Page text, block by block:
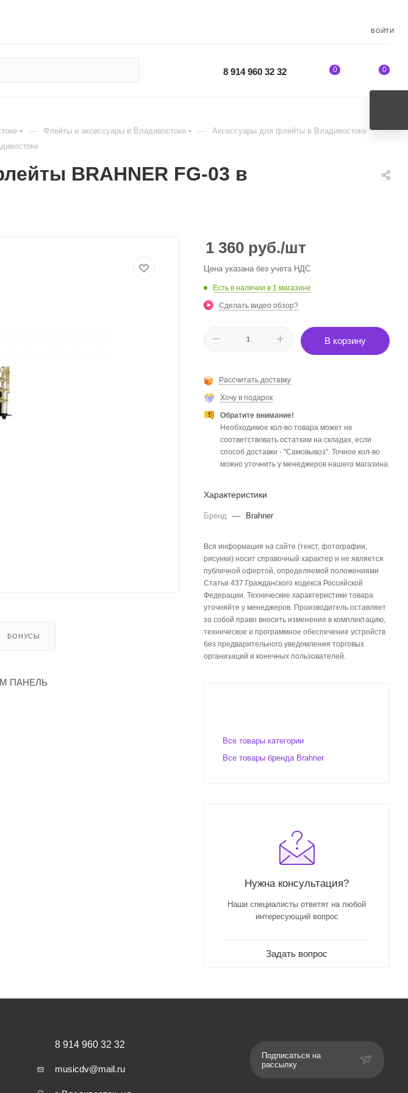
ВОЙТИ
8 914 960 32 32 0 0
— Флейты и аксессуары в Владивостоке — Аксессуары для флейты в Владивостоке
BRAHNER FG-03 в
БОНУСЫ
ПАНЕЛЬ
1 360 руб./шт
Цена указана без учета НДС
Есть в наличии в 1 магазине
Сделать видео обзор?
В корзину
Рассчитать доставку
Хочу в подарок
Обратите внимание!
Необходимое кол-во товара может не
соответствовать остаткам на складах, если
способ доставки - "Самовывоз". Точное кол-во
можно уточнить у менеджеров нашего магазина.
Характеристики
Бренд — Brahner
Вся информация на сайте (текст, фотографии,
рисунки) носит справочный характер и не является
публичной офертой, определяемой положениями
Статьи 437 Гражданского кодекса Российской
Федерации. Технические характеристики товара
уточняйте у менеджеров. Производитель оставляет
за собой право вносить изменения в комплектацию,
техническое и программное обеспечение устройств
без предварительного уведомления торговых
организаций и конечных пользователей.
Все товары категории
Все товары бренда Brahner
Нужна консультация?
Наши специалисты ответят на любой
интересующий вопрос
Задать вопрос
8 914 960 32 32
musicdv@mail.ru
Подписаться на
рассылку